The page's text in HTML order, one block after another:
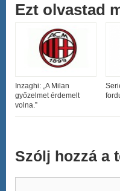
Ezt olvastad
Inzaghi: „A Milan
győzelmet érdemelt
volna.”
Szólj hozzá a